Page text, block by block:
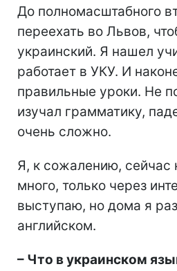
До полномасштабного
переехать во Львов,
украинский. Я нашел
работает в УКУ. И
правильные уроки. Не
изучал грамматику,
очень сложно.
Я, к сожалению, сейчас
много, только через
выступаю, но дома я
английском.
– Что в украинском